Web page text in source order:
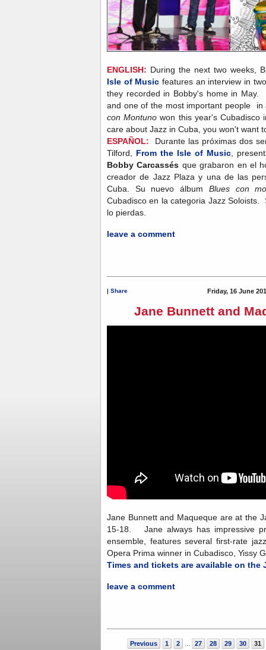
ENGLISH: During the next two weeks,
Isle of Music features an interview in
they recorded in Bobby's home in
and one of the most important people
con Montuno won this year's Cubadisco
care about Jazz in Cuba, you won't want
ESPAÑOL: Durante las próximas dos
Tilford, From the Isle of Music,
Bobby Carcassés que grabaron en el
creador de Jazz Plaza y una de las
Cuba. Su nuevo álbum Blues con
Cubadisco en la categoria Jazz
lo pierdas.
leave a comment
| Share Friday, 16 June
Jane Bunnett and
Jane Bunnett and Maqueque are at the
15-18. Jane always has impressive
ensemble, features several first-rate
Opera Prima winner in Cubadisco, Yissy
Times and tickets are available on the
leave a comment
Previous 1 2 27 28 29 30 31